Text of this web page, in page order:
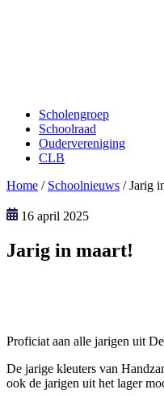
Scholengroep
Schoolraad
Oudervereniging
CLB
Home / Schoolnieuws / Jarig
16 april 2025
Jarig in maart!
Proficiat aan alle jarigen uit
De jarige kleuters van
ook de jarigen uit het lager